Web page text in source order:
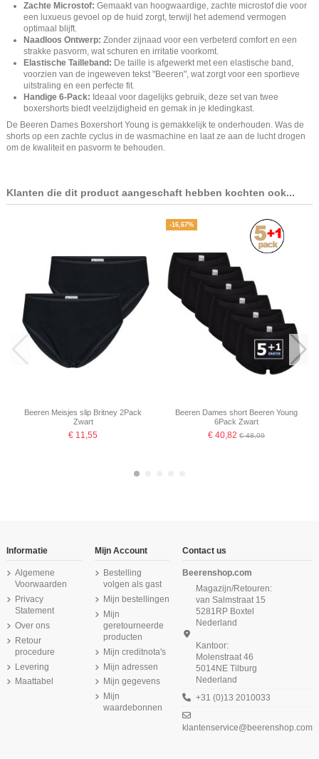
Zachte Microstof: Gemaakt van hoogwaardige, zachte microstof die voor
een luxueus gevoel op de huid zorgt, terwijl het ademend vermogen
optimaal blijft.
Naadloos Ontwerp: Zonder zijnaad voor een verbeterd comfort en een
strakke pasvorm, wat schuren en irritatie voorkomt.
Elastische Tailleband: De taille is afgewerkt met een elastische band,
voorzien van de ingeweven tekst "Beeren", wat zorgt voor een sportieve
uitstraling en een perfecte fit.
Handige 6-Pack: Ideaal voor dagelijks gebruik, deze set van twee
boxershorts biedt veelzijdigheid en gemak in je kledingkast.
De Beeren Dames Boxershort Young is gemakkelijk te onderhouden. Was de
shorts op een zachte cyclus in de wasmachine en laat ze aan de lucht drogen
om de kwaliteit en pasvorm te behouden.
Klanten die dit product aangeschaft hebben kochten ook...
Beeren Meisjes slip Britney 2Pack
Zwart
€ 11,55
-16,67%
Beeren Dames short Beeren Young
6Pack Zwart
€ 40,82€ 48,99
Beeren Dames boxershort Young
6Pack Zwart
€ 44,25
Beeren Dames spaghetti hemd
Brigitte Zwart
Beeren Dames boxershort Softly met
lange pijp 2Pack Beige
Beeren Heren singlet Jupiter Navy
€ 9,95
Beeren Dames boxershort Young
2Pack Beige
Beeren Dames Top Young 6Pack
Beige
(4,5/5) uit 2 reviews
€ 64,50
Beeren Green Comfort M181 dames
short zwart
Beeren Heren singlet M3000 6Pack
Beige
(5/5) uit 1 reviews
€ 58,50
Informatie
Algemene
Voorwaarden
Privacy
Statement
Over ons
Retour
procedure
Levering
Maattabel
Mijn Account
Bestelling
volgen als gast
Mijn bestellingen
Mijn
geretourneerde
producten
Mijn creditnota's
Mijn adressen
Mijn gegevens
Mijn
waardebonnen
Contact us
Beerenshop.com
Magazijn/Retouren:
van Salmstraat 15
5281RP Boxtel
Nederland
Kantoor:
Molenstraat 46
5014NE Tilburg
Nederland
+31 (0)13 2010033
klantenservice@beerenshop.com